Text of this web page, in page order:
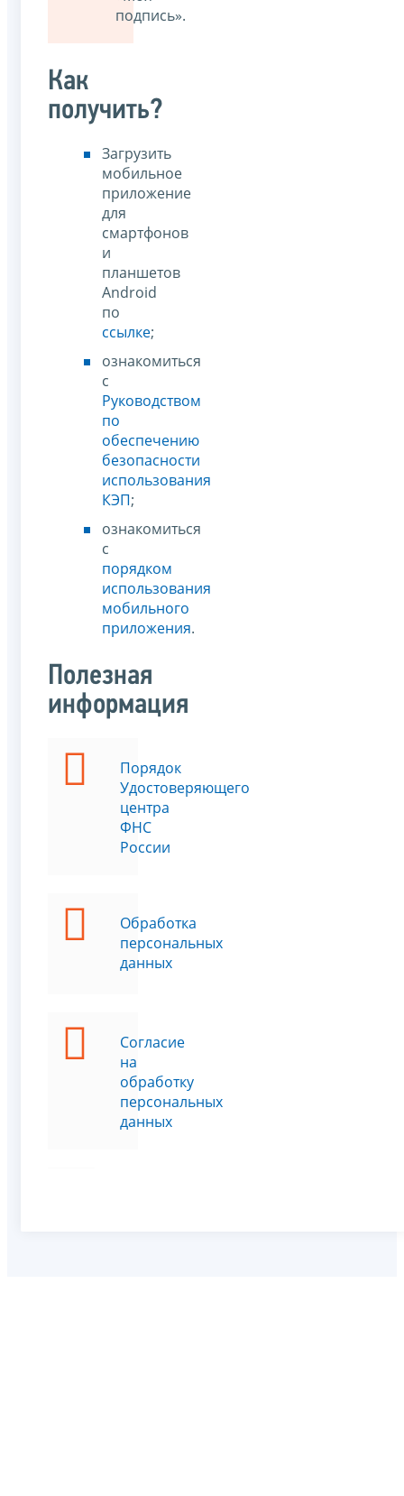
подпись».
Как
получить?
Загрузить
мобильное
приложение
для
смартфонов
и
планшетов
Android
по
ссылке;
ознакомиться
с
Руководством
по
обеспечению
безопасности
использования
КЭП;
ознакомиться
с
порядком
использования
мобильного
приложения.
Полезная
информация
Порядок
Удостоверяющего
центра
ФНС
России
Обработка
персональных
данных
Согласие
на
обработку
персональных
данных